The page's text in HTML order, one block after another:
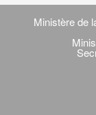
Navigation
transverse
Ministère de